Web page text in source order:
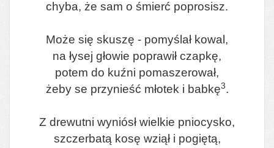
chyba, że sam o śmierć poprosisz.
Może się skuszę - pomyślał kowal,
na łysej głowie poprawił czapkę,
potem do kuźni pomaszerował,
żeby se przynieść młotek i babkę3.
Z drewutni wyniósł wielkie pniocysko,
szczerbatą kosę wziął i pogiętą,